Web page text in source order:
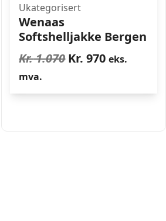
Ukategorisert
Wenaas
Softshelljakke Bergen
Kr.1.070 Opprinnelig
var:
Kr. 970Nåværende
er:
eks.
mva.